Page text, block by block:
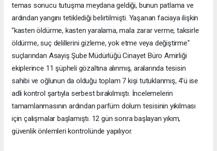
temas sonucu tutuşma meydana geldiği, bunun patlama ve
ardından yangını tetiklediği belirtilmişti. Yaşanan faciaya ilişkin
"kasten öldürme, kasten yaralama, mala zarar verme, taksirle
öldürme, suç delillerini gizleme, yok etme veya değiştirme"
suçlarından Asayiş Şube Müdürlüğü Cinayet Büro Amirliği
ekiplerince 11 şüpheli gözaltına alınmış, aralarında tesisin
sahibi ve oğlunun da olduğu toplam 7 kişi tutuklanmış, 4’ü ise
adli kontrol şartıyla serbest bırakılmıştı. İncelemelerin
tamamlanmasının ardından parfüm dolum tesisinin yıkılması
için çalışmalar başlamıştı. 12 gün sonra başlayan yıkım,
güvenlik önlemleri kontrolünde yapılıyor.